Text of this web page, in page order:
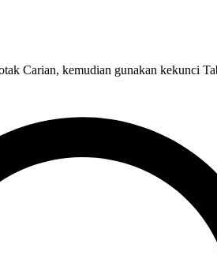
Carian, kemudian gunakan kekunci